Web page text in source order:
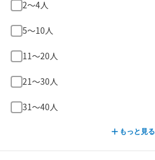
2〜4人
5〜10人
11〜20人
21〜30人
31〜40人
もっと見る